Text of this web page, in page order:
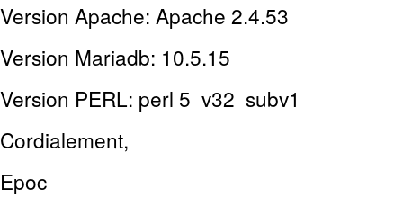
Version Apache: Apache 2.4.53
Version Mariadb: 10.5.15
Version PERL: perl 5 v32 subv1
Cordialement,
Epoc